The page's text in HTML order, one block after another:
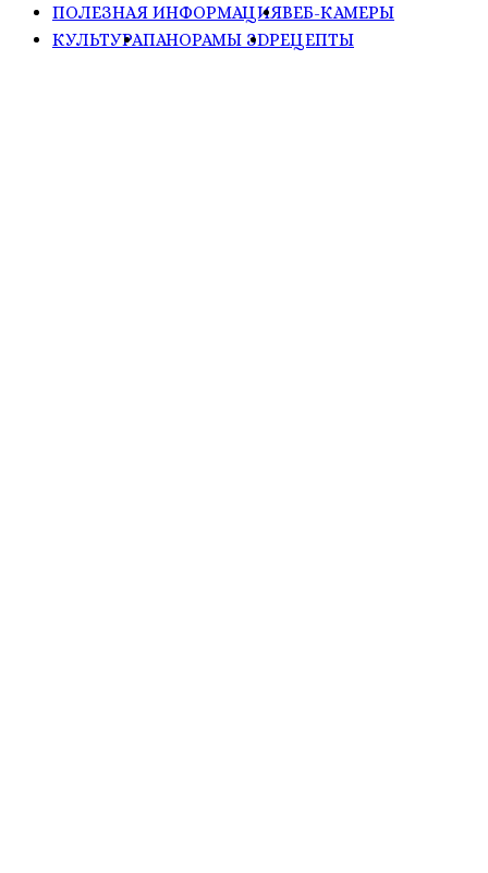
ПОЛЕЗНАЯ ИНФОРМАЦИЯВЕБ-КАМЕРЫ
КУЛЬТУРАПАНОРАМЫ ЗDРЕЦЕПТЫ